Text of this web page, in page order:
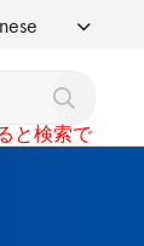
と検索で